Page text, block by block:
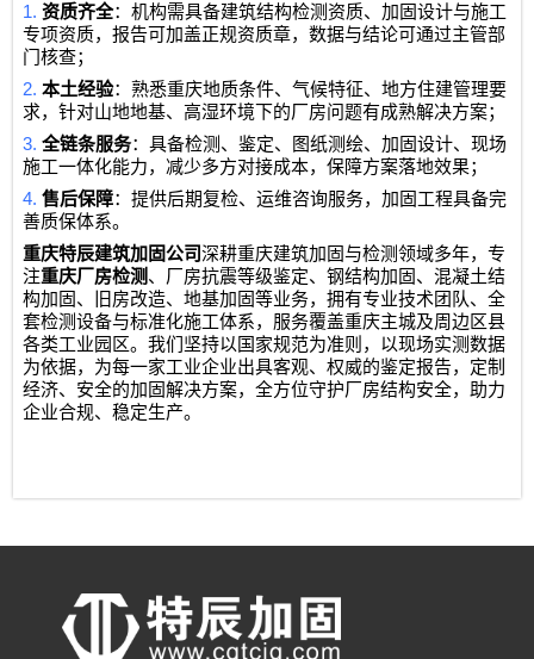
1.资质齐全：机构需具备建筑结构检测资质、加固设计与施工
专项资质，报告可加盖正规资质章，数据与结论可通过主管部
门核查；
2.本土经验：熟悉重庆地质条件、气候特征、地方住建管理要
求，针对山地地基、高湿环境下的厂房问题有成熟解决方案；
3.全链条服务：具备检测、鉴定、图纸测绘、加固设计、现场
施工一体化能力，减少多方对接成本，保障方案落地效果；
4.售后保障：提供后期复检、运维咨询服务，加固工程具备完
善质保体系。
重庆特辰建筑加固公司深耕重庆建筑加固与检测领域多年，专
注重庆厂房检测、厂房抗震等级鉴定、钢结构加固、混凝土结
构加固、旧房改造、地基加固等业务，拥有专业技术团队、全
套检测设备与标准化施工体系，服务覆盖重庆主城及周边区县
各类工业园区。我们坚持以国家规范为准则，以现场实测数据
为依据，为每一家工业企业出具客观、权威的鉴定报告，定制
经济、安全的加固解决方案，全方位守护厂房结构安全，助力
企业合规、稳定生产。